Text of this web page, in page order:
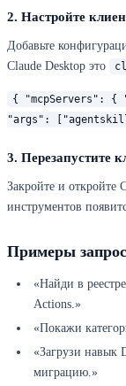
2. Настройте
Добавьте
Claude Desktop это
{ "mcpServers": {
"args":
3. Перезапустите
Закройте и откройте
инструментов
Примеры
«Найди в
Actions.»
«Покажи
«Загрузи навык
миграцию.»